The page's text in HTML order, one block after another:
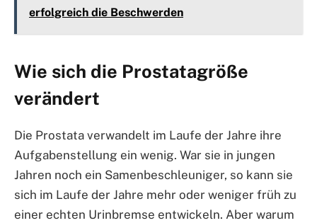
erfolgreich die Beschwerden
Wie sich die Prostatagröße
verändert
Die Prostata verwandelt im Laufe der Jahre ihre
Aufgabenstellung ein wenig. War sie in jungen
Jahren noch ein Samenbeschleuniger, so kann sie
sich im Laufe der Jahre mehr oder weniger früh zu
einer echten Urinbremse entwickeln. Aber warum